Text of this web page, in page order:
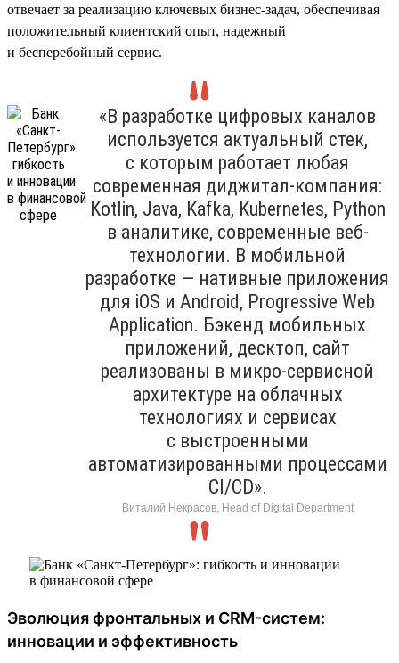
отвечает за реализацию ключевых бизнес-задач, обеспечивая
положительный клиентский опыт, надежный
и бесперебойный сервис.
«В разработке цифровых каналов
используется актуальный стек,
с которым работает любая
современная диджитал-компания:
Kotlin, Java, Kafka, Kubernetes, Python
в аналитике, современные веб-
технологии. В мобильной
разработке — нативные приложения
для iOS и Android, Progressive Web
Application. Бэкенд мобильных
приложений, десктоп, сайт
реализованы в микро-сервисной
архитектуре на облачных
технологиях и сервисах
с выстроенными
автоматизированными процессами
CI/CD».
Виталий Некрасов, Head of Digital Department
Эволюция фронтальных и CRM-систем:
инновации и эффективность